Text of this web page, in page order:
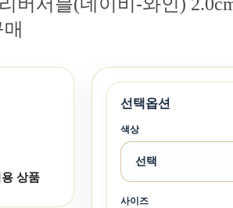
상품
선택옵션
색상
사이즈